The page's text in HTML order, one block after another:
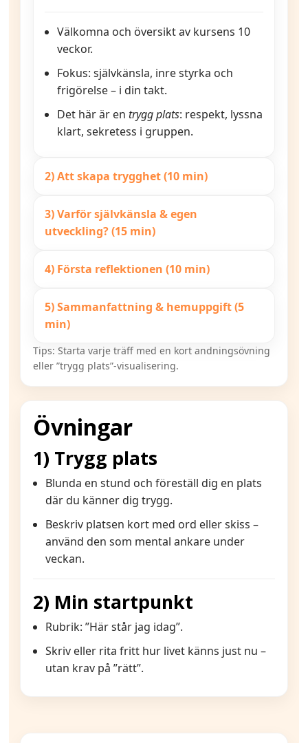
Välkomna och översikt av kursens 10
veckor.
Fokus: självkänsla, inre styrka och
frigörelse – i din takt.
Det här är en trygg plats: respekt, lyssna
klart, sekretess i gruppen.
2) Att skapa trygghet (10 min)
3) Varför självkänsla & egen
utveckling? (15 min)
4) Första reflektionen (10 min)
5) Sammanfattning & hemuppgift (5
min)
Tips: Starta varje träff med en kort andningsövning
eller ”trygg plats”-visualisering.
Övningar
1) Trygg plats
Blunda en stund och föreställ dig en plats
där du känner dig trygg.
Beskriv platsen kort med ord eller skiss –
använd den som mental ankare under
veckan.
2) Min startpunkt
Rubrik: ”Här står jag idag”.
Skriv eller rita fritt hur livet känns just nu –
utan krav på ”rätt”.